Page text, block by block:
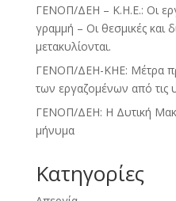
ΓΕΝΟΠ/ΔΕΗ – Κ.Η.Ε.: Οι
γραμμή – Οι θεσμικές και
μετακυλίονται.
ΓΕΝΟΠ/ΔΕΗ-ΚΗΕ: Μέτρα
των εργαζομένων από τις
ΓΕΝΟΠ/ΔΕΗ: Η Δυτική
μήνυμα
Kατηγορίες